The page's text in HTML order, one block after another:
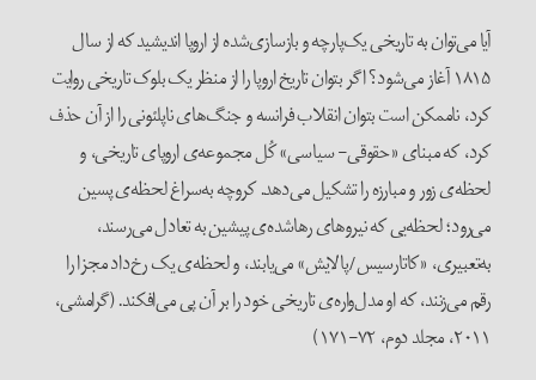
آیا می‌‌توان به تاریخی یک‌پارچه و بازسازی‌شده‌ از اروپا اندیشید که از سال
۱۸۱۵ آغاز می‌شود؟ اگر بتوان تاریخ اروپا را از منظر یک بلوک تاریخی روایت
کرد، ناممکن است بتوان انقلاب فرانسه و جنگ‌های ناپلئونی را از آن حذف
کرد، که مبنای «حقوقی- سیاسی» کُل مجموعه‌ی اروپای تاریخی، و
لحظه‌ی زور و مبارزه را تشکیل می‌دهد. کروچه به‌سراغ لحظه‌ی پسین
می‌رود؛ لحظه‌یی که نیروهای رهاشده‌ی پیشین به تعادل می‌رسند،
به‌تعبیری، «کاتارسیس/پالایش» می‌یابند، و لحظه‌ی یک رخ‌داد مجزا را
رقم می‌زنند، که او مدل‌واره‌ی تاریخی خود را بر آن پی می‌افکند. (گرامشی،